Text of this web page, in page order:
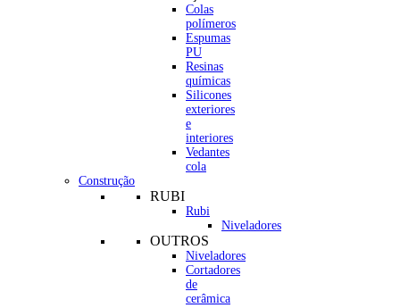
Colas
polímeros
Espumas
PU
Resinas
químicas
Silicones
exteriores
e
interiores
Vedantes
cola
Construção
RUBI
Rubi
Niveladores
OUTROS
Niveladores
Cortadores
de
cerâmica